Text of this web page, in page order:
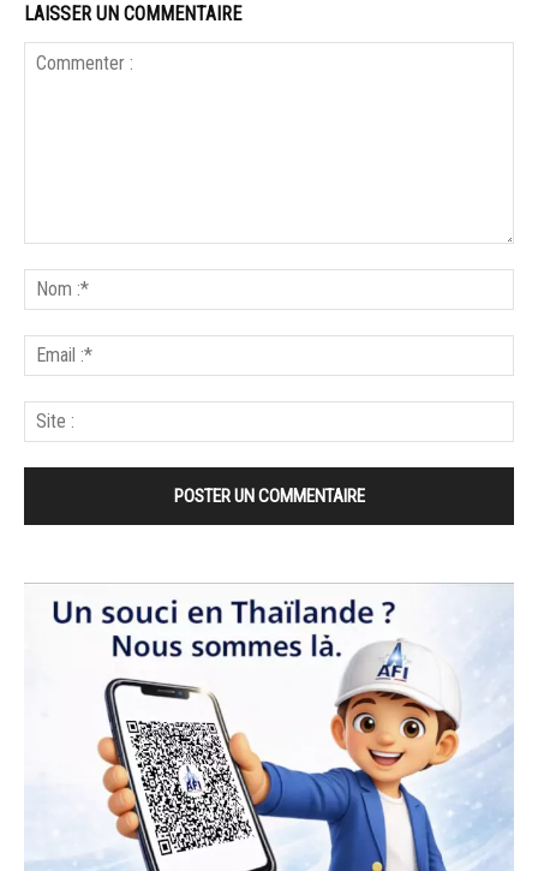
LAISSER UN COMMENTAIRE